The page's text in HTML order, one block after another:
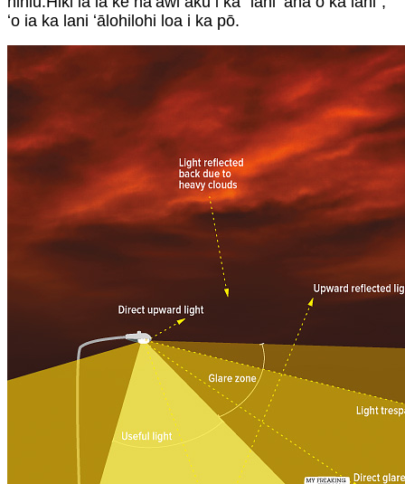
ʻo ia ka lani ʻālohilohi loa i ka pō.